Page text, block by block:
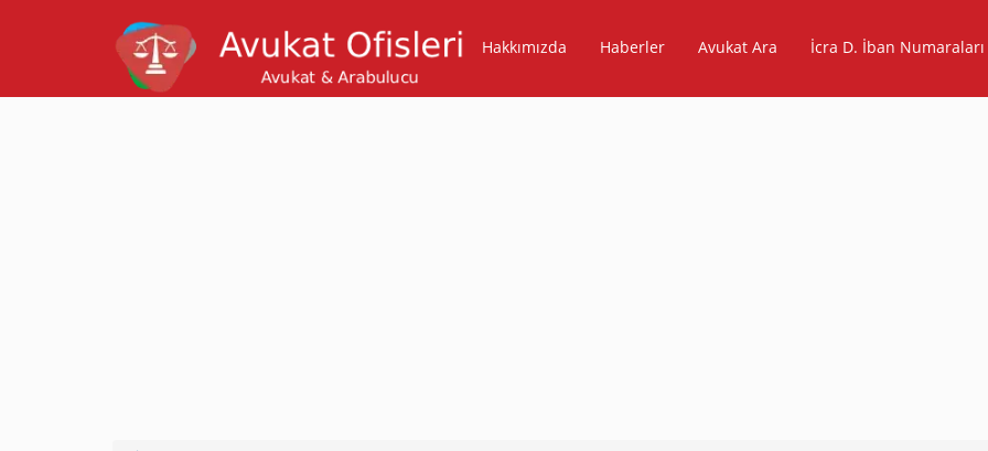
Hakkımızda Haberler Avukat Ara İcra D. İban Numaraları